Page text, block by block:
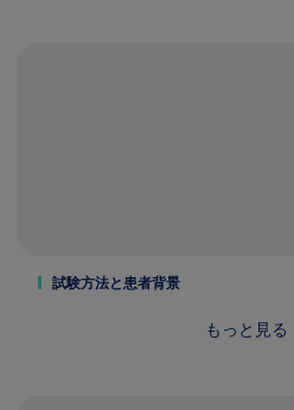
試験方法と患者背景
もっと見る